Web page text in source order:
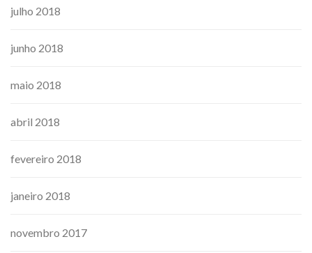
julho 2018
junho 2018
maio 2018
abril 2018
fevereiro 2018
janeiro 2018
novembro 2017